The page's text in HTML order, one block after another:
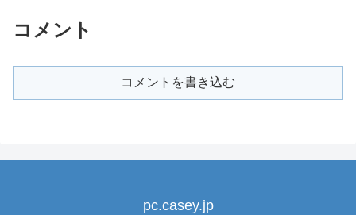
コメント
コメントを書き込む
pc.casey.jp